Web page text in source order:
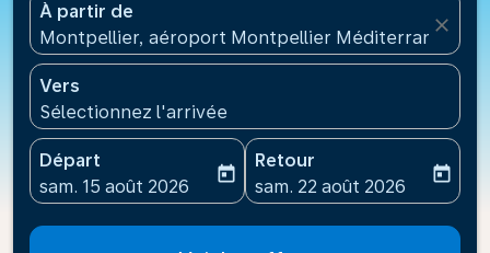
À partir de
Montpellier, aéroport Montpellier
close
Vers
Sélectionnez l'arrivée
Départ
fc-booking-departure-date-aria-label
sam. 15 août 2026
today
Retour
fc-booking-return-date-
sam. 22 août 2026
today